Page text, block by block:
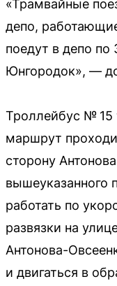
«Трамвайные
депо,
поедут в депо
Юнгородок», —
Троллейбус № 15
маршрут
сторону
вышеуказанного
работать по
развязки на
Антонова-
и двигаться в